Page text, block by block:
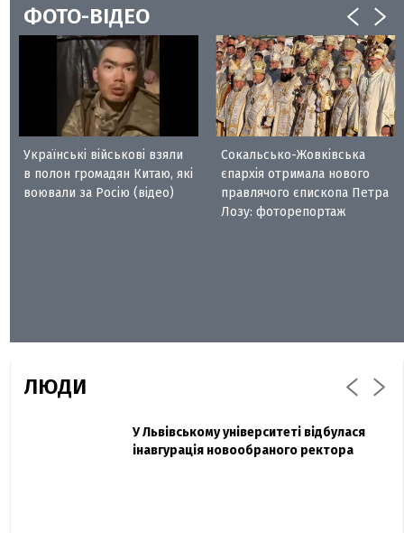
ФОТО-ВІДЕО
Українські військові взяли
в полон громадян Китаю, які
воювали за Росію (відео)
Сокальсько-Жовківська
єпархія отримала нового
правлячого єпископа Петра
Лозу: фоторепортаж
ЛЮДИ
Павло Дак
Захисник "Азовсталі" Діанов вдруге
одружився та показав фото з весілля
У Львівському університеті відбулася
інавгурація новообраного ректора